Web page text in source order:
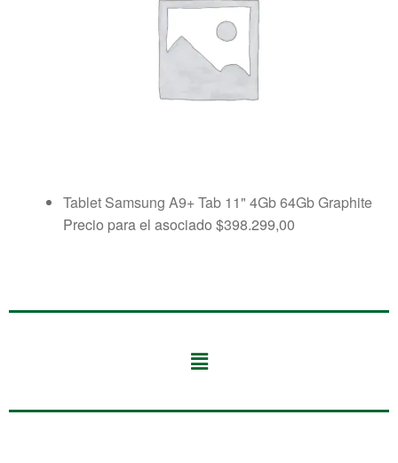
Tablet Samsung A9+ Tab 11" 4Gb 64Gb Graphite
Precio para el asociado $398.299,00